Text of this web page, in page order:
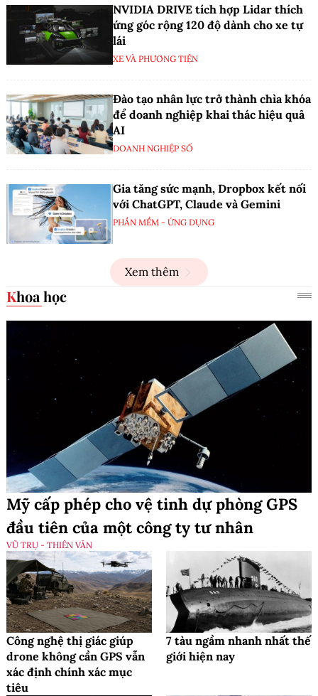
NVIDIA DRIVE tích hợp Lidar thích
ứng góc rộng 120 độ dành cho xe tự
lái
XE VÀ PHƯƠNG TIỆN
Đào tạo nhân lực trở thành chìa khóa
để doanh nghiệp khai thác hiệu quả
AI
DOANH NGHIỆP SỐ
Gia tăng sức mạnh, Dropbox kết nối
với ChatGPT, Claude và Gemini
PHẦN MỀM - ỨNG DỤNG
Xem thêm
Khoa học
Mỹ cấp phép cho vệ tinh dự phòng GPS
đầu tiên của một công ty tư nhân
VŨ TRỤ - THIÊN VĂN
Công nghệ thị giác giúp
drone không cần GPS vẫn
xác định chính xác mục
tiêu
7 tàu ngầm nhanh nhất thế
giới hiện nay